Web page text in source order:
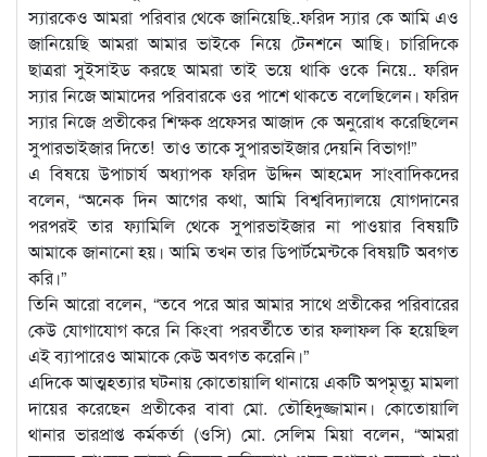
স্যারকেও আমরা পরিবার থেকে জানিয়েছি..ফরিদ স্যার কে আমি এও
জানিয়েছি আমরা আমার ভাইকে নিয়ে টেনশনে আছি। চারিদিকে
ছাত্ররা সুইসাইড করছে আমরা তাই ভয়ে থাকি ওকে নিয়ে.. ফরিদ
স্যার নিজে আমাদের পরিবারকে ওর পাশে থাকতে বলেছিলেন। ফরিদ
স্যার নিজে প্রতীকের শিক্ষক প্রফেসর আজাদ কে অনুরোধ করেছিলেন
সুপারভাইজার দিতে! তাও তাকে সুপারভাইজার দেয়নি বিভাগ!”
এ বিষয়ে উপাচার্য অধ্যাপক ফরিদ উদ্দিন আহমেদ সাংবাদিকদের
বলেন, “অনেক দিন আগের কথা, আমি বিশ্ববিদ্যালয়ে যোগদানের
পরপরই তার ফ্যামিলি থেকে সুপারভাইজার না পাওয়ার বিষয়টি
আমাকে জানানো হয়। আমি তখন তার ডিপার্টমেন্টকে বিষয়টি অবগত
করি।”
তিনি আরো বলেন, “তবে পরে আর আমার সাথে প্রতীকের পরিবারের
কেউ যোগাযোগ করে নি কিংবা পরবর্তীতে তার ফলাফল কি হয়েছিল
এই ব্যাপারেও আমাকে কেউ অবগত করেনি।”
এদিকে আত্মহত্যার ঘটনায় কোতোয়ালি থানায়ে একটি অপমৃত্যু মামলা
দায়ের করেছেন প্রতীকের বাবা মো. তৌহিদুজ্জামান। কোতোয়ালি
থানার ভারপ্রাপ্ত কর্মকর্তা (ওসি) মো. সেলিম মিয়া বলেন, “আমরা